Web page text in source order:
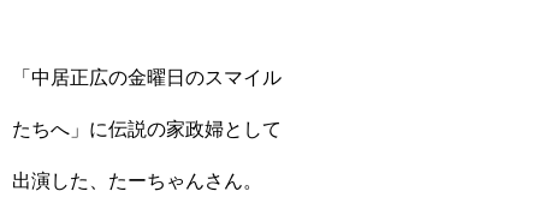
「中居正広の金曜日のスマイル
たちへ」に伝説の家政婦として
出演した、たーちゃんさん。